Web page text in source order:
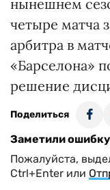
нынешнем
четыре матча
арбитра в
«Барселона»
решение
Поделиться
Заметили
Пожалуйста,
Ctrl+Enter или